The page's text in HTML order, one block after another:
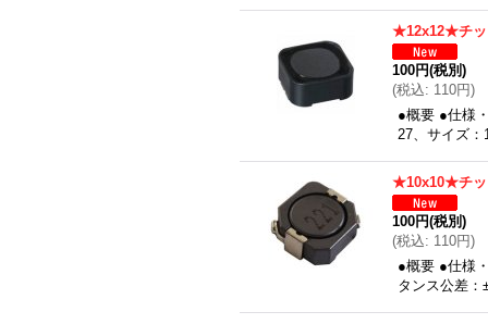
★12x12★チッ
100円(税別)
(税込: 110円)
●概要 ●仕様
27、サイズ
★10x10★チッ
100円(税別)
(税込: 110円)
●概要 ●仕様
タンス公差